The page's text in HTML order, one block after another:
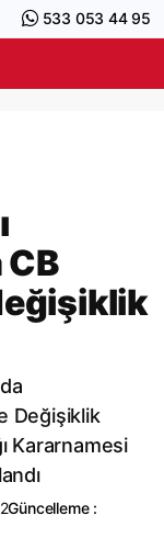
533 053 44 95
CB
Değişiklik
Kararnamesi
Güncelleme :